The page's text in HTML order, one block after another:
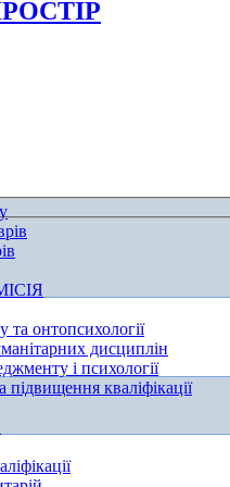
онтопсихології
дисциплін
і психології
підвищення кваліфікації